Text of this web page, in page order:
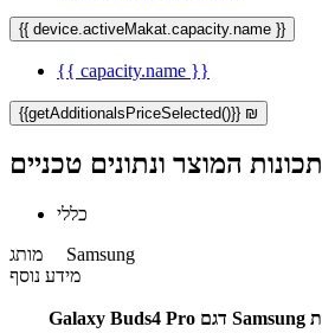
{{ device.activeMakat.capacity.name }}
{{ capacity.name }}
{{getAdditionalsPriceSelected()}} ₪
תכונות המוצר ונתונים טכניים
כללי
מותג Samsung
מידע נוסף